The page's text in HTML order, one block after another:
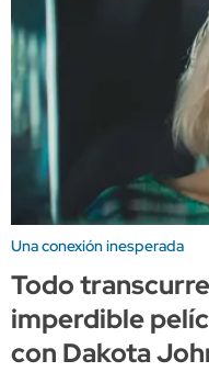
Una conexión inesperada
Todo
imperdible
con Dakota